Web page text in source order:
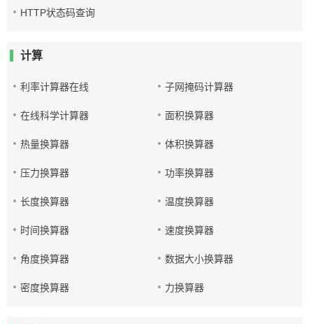
HTTP状态码查询
计算
利率计算器在线 子网掩码计算器
在线科学计算器 面积换算器
热量换算器 体积换算器
压力换算器 功率换算器
长度换算器 温度换算器
时间换算器 速度换算器
角度换算器 数据大小换算器
密度换算器 力换算器